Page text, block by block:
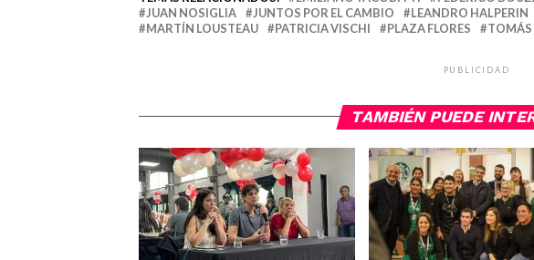
JUAN NOSIGLIA
JUNTOS POR EL CAMBIO LEANDRO HALPERIN
MARTÍN LOUSTEAU
PATRICIA VISCHI PLAZA FLORES TOMÁS
PUBLICIDAD
TAMBIÉN PUEDE